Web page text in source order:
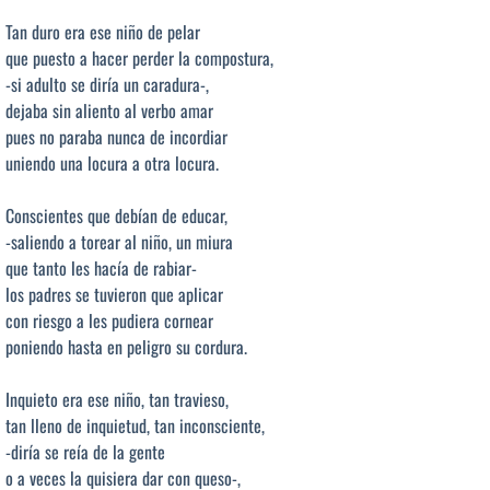
Tan duro era ese niño de pelar
que puesto a hacer perder la compostura,
-si adulto se diría un caradura-,
dejaba sin aliento al verbo amar
pues no paraba nunca de incordiar
uniendo una locura a otra locura.
Conscientes que debían de educar,
-saliendo a torear al niño, un miura
que tanto les hacía de rabiar-
los padres se tuvieron que aplicar
con riesgo a les pudiera cornear
poniendo hasta en peligro su cordura.
Inquieto era ese niño, tan travieso,
tan lleno de inquietud, tan inconsciente,
-diría se reía de la gente
o a veces la quisiera dar con queso-,